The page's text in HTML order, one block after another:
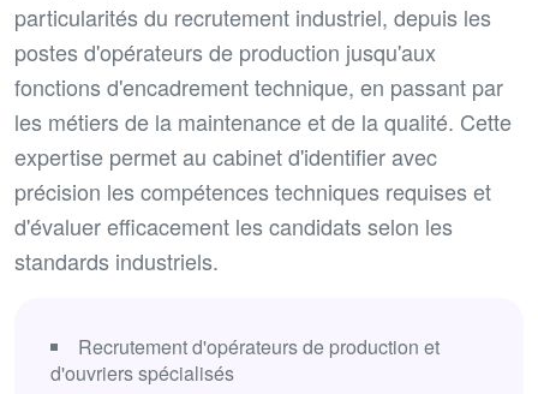
particularités du recrutement industriel, depuis les
postes d'opérateurs de production jusqu'aux
fonctions d'encadrement technique, en passant par
les métiers de la maintenance et de la qualité. Cette
expertise permet au cabinet d'identifier avec
précision les compétences techniques requises et
d'évaluer efficacement les candidats selon les
standards industriels.
Recrutement d'opérateurs de production et
d'ouvriers spécialisés